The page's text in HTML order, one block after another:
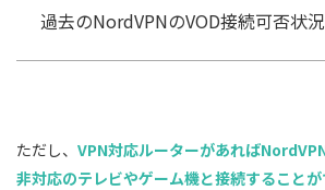
過去のNordVPNのVOD接続可否状
ただし、 VPN対応ルーターがあれば
非対応のテレビやゲーム機と接続すること